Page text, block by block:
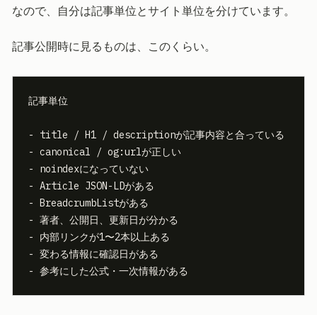
なので、自分は記事単位とサイト単位を分けています。
記事公開時に見るものは、このくらい。
記事単位
- title / H1 / descriptionが記事内容と合っている
- canonical / og:urlが正しい
- noindexになっていない
- Article JSON-LDがある
- BreadcrumbListがある
- 著者、公開日、更新日が分かる
- 内部リンクが1〜2本以上ある
- 変わる情報に確認日がある
- 参考にした公式・一次情報がある